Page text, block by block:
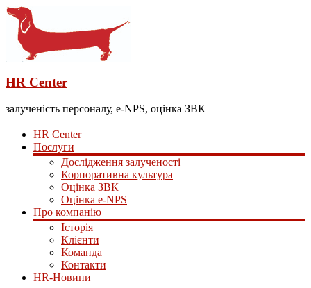
HR Center
залученість персоналу, e-NPS, оцінка ЗВК
HR Center
Послуги
Дослідження залученості
Корпоративна культура
Оцінка ЗВК
Оцінка e-NPS
Про компанію
Історія
Клієнти
Команда
Контакти
HR-Новини